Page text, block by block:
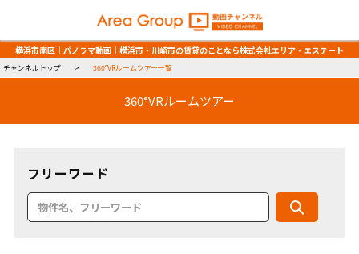
横浜市南区｜パノラマ動画｜横浜市・川崎市の賃貸のことなら株式会社エリア・エステート
チャンネルトップ 360°VRルームツアー一覧
360°VRルームツアー
フリーワード